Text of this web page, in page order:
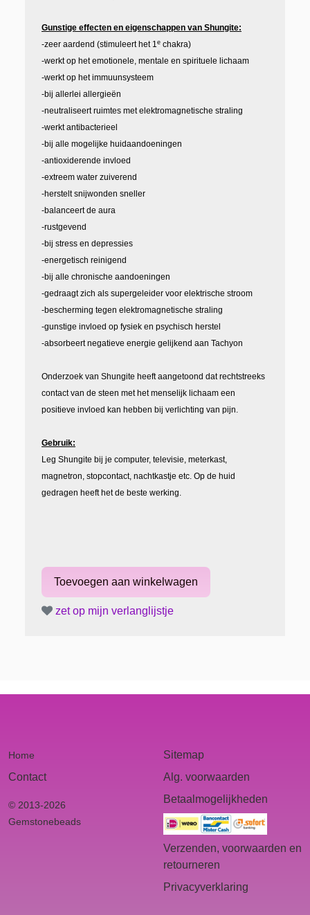
Gunstige effecten en eigenschappen van Shungite:
-zeer aardend (stimuleert het 1e chakra)
-werkt op het emotionele, mentale en spirituele lichaam
-werkt op het immuunsysteem
-bij allerlei allergieën
-neutraliseert ruimtes met elektromagnetische straling
-werkt antibacterieel
-bij alle mogelijke huidaandoeningen
-antioxiderende invloed
-extreem water zuiverend
-herstelt snijwonden sneller
-balanceert de aura
-rustgevend
-bij stress en depressies
-energetisch reinigend
-bij alle chronische aandoeningen
-gedraagt zich als supergeleider voor elektrische stroom
-bescherming tegen elektromagnetische straling
-gunstige invloed op fysiek en psychisch herstel
-absorbeert negatieve energie gelijkend aan Tachyon
Onderzoek van Shungite heeft aangetoond dat rechtstreeks
contact van de steen met het menselijk lichaam een
positieve invloed kan hebben bij verlichting van pijn.
Gebruik:
Leg Shungite bij je computer, televisie, meterkast,
magnetron, stopcontact, nachtkastje etc. Op de huid
gedragen heeft het de beste werking.
zet op mijn verlanglijstje
Home
Contact
© 2013-2026
Gemstonebeads
Sitemap
Alg. voorwaarden
Betaalmogelijkheden
Verzenden, voorwaarden en
retourneren
Privacyverklaring